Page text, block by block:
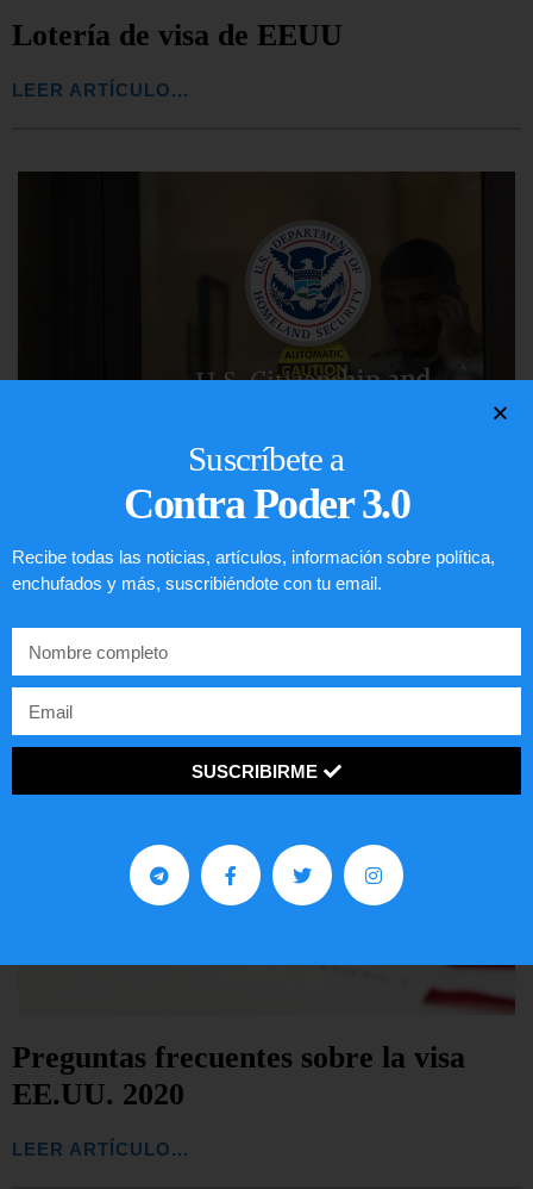
Lotería de visa de EEUU
LEER ARTÍCULO...
Comunistas no son bienvenidos en
EE.UU.
Preguntas frecuentes sobre la visa
EE.UU. 2020
LEER ARTÍCULO...
Suscríbete a
Contra Poder 3.0
Recibe todas las noticias, artículos, información sobre política,
enchufados y más, suscribiéndote con tu email.
SUSCRIBIRME